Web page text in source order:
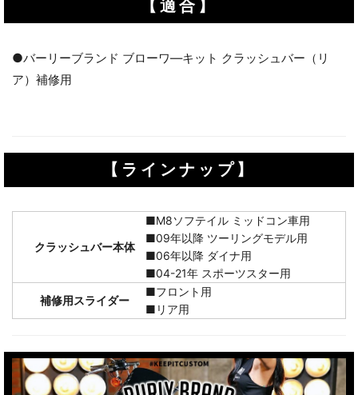
【適合】
●バーリーブランド ブローワ―キット クラッシュバー（リ
ア）補修用
【ラインナップ】
クラッシュバー本体
■M8ソフテイル ミッドコン車用
■09年以降 ツーリングモデル用
■06年以降 ダイナ用
■04-21年 スポーツスター用
補修用スライダー
■フロント用
■リア用